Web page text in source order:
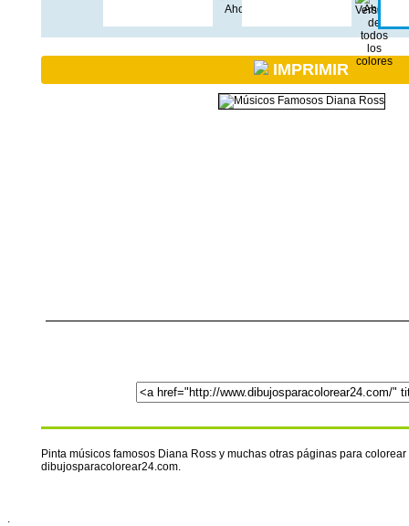
IMPRIMIR
Pinta músicos famosos Diana Ross y muchas otras páginas para
dibujosparacolorear24.com.
.